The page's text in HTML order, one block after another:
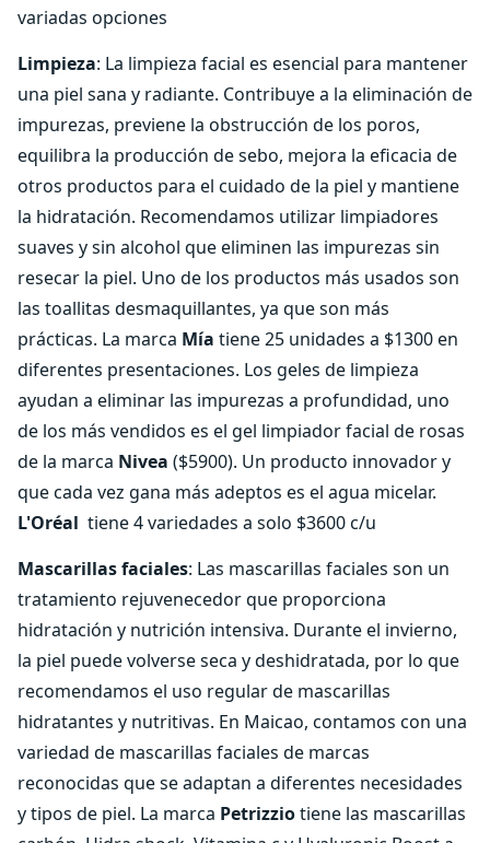
variadas opciones
Limpieza: La limpieza facial es esencial para mantener
una piel sana y radiante. Contribuye a la eliminación de
impurezas, previene la obstrucción de los poros,
equilibra la producción de sebo, mejora la eficacia de
otros productos para el cuidado de la piel y mantiene
la hidratación. Recomendamos utilizar limpiadores
suaves y sin alcohol que eliminen las impurezas sin
resecar la piel. Uno de los productos más usados son
las toallitas desmaquillantes, ya que son más
prácticas. La marca Mía tiene 25 unidades a $1300 en
diferentes presentaciones. Los geles de limpieza
ayudan a eliminar las impurezas a profundidad, uno
de los más vendidos es el gel limpiador facial de rosas
de la marca Nivea ($5900). Un producto innovador y
que cada vez gana más adeptos es el agua micelar.
L'Oréal tiene 4 variedades a solo $3600 c/u
Mascarillas faciales: Las mascarillas faciales son un
tratamiento rejuvenecedor que proporciona
hidratación y nutrición intensiva. Durante el invierno,
la piel puede volverse seca y deshidratada, por lo que
recomendamos el uso regular de mascarillas
hidratantes y nutritivas. En Maicao, contamos con una
variedad de mascarillas faciales de marcas
reconocidas que se adaptan a diferentes necesidades
y tipos de piel. La marca Petrizziotiene las mascarillas